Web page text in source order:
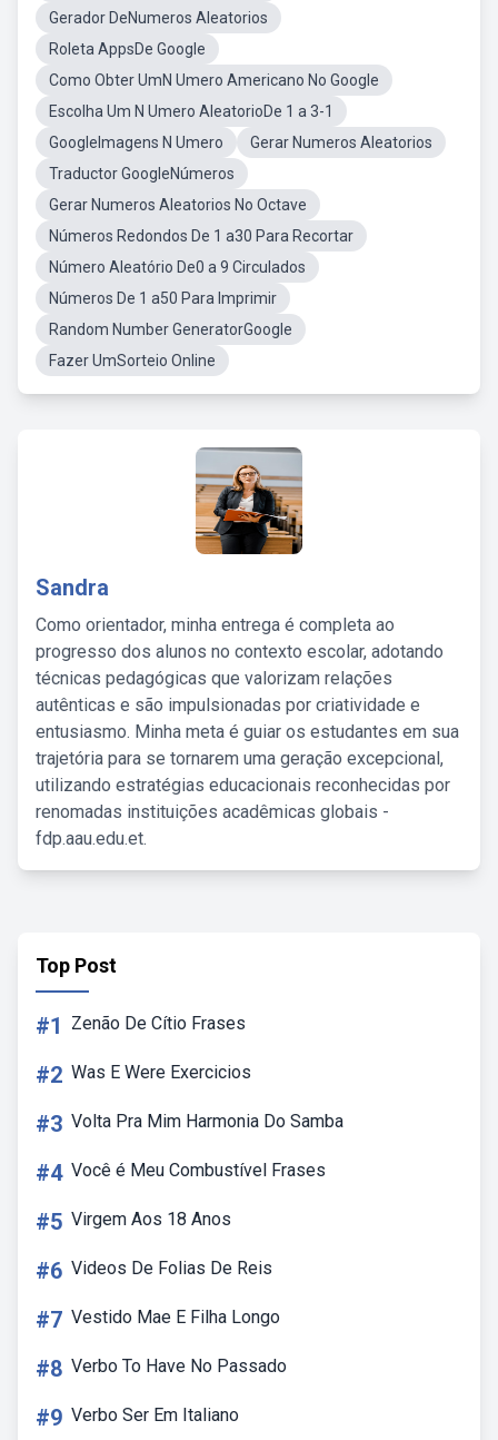
Gerador DeNumeros Aleatorios
Roleta AppsDe Google
Como Obter UmN Umero Americano No Google
Escolha Um N Umero AleatorioDe 1 a 3-1
GoogleImagens N Umero
Gerar Numeros Aleatorios
Traductor GoogleNúmeros
Gerar Numeros Aleatorios No Octave
Números Redondos De 1 a30 Para Recortar
Número Aleatório De0 a 9 Circulados
Números De 1 a50 Para Imprimir
Random Number GeneratorGoogle
Fazer UmSorteio Online
Sandra
Como orientador, minha entrega é completa ao
progresso dos alunos no contexto escolar, adotando
técnicas pedagógicas que valorizam relações
autênticas e são impulsionadas por criatividade e
entusiasmo. Minha meta é guiar os estudantes em sua
trajetória para se tornarem uma geração excepcional,
utilizando estratégias educacionais reconhecidas por
renomadas instituições acadêmicas globais -
fdp.aau.edu.et.
Top Post
#1 Zenão De Cítio Frases
#2 Was E Were Exercicios
#3 Volta Pra Mim Harmonia Do Samba
#4 Você é Meu Combustível Frases
#5 Virgem Aos 18 Anos
#6 Videos De Folias De Reis
#7 Vestido Mae E Filha Longo
#8 Verbo To Have No Passado
#9 Verbo Ser Em Italiano